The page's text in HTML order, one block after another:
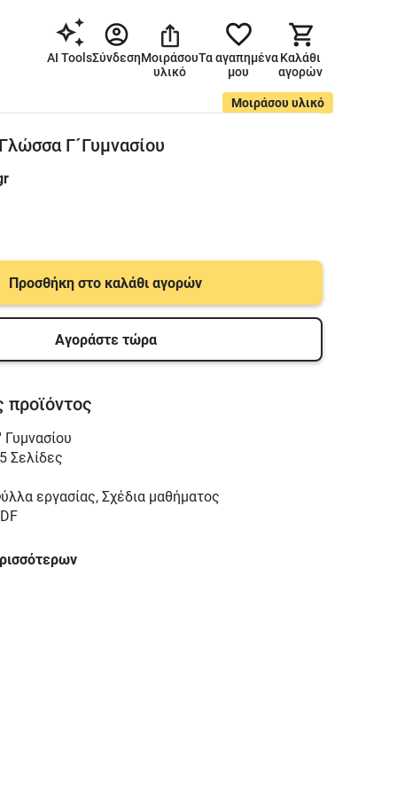
AI ToolsΣύνδεσηΜοιράσου
υλικό
Τα αγαπημένα
μου
Καλάθι
αγορών
Μοιράσου υλικό
Γ´Γυμνασίου
Προσθήκη στο καλάθι αγορών
Αγοράστε τώρα
προϊόντος
Γυμνασίου
Σελίδες
εργασίας, Σχέδια μαθήματος